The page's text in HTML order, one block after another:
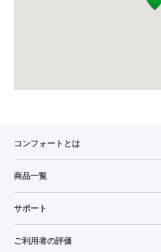
コンフォートとは
商品一覧
サポート
ご利用者の評価